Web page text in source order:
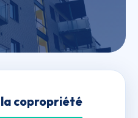
$
la copropriété